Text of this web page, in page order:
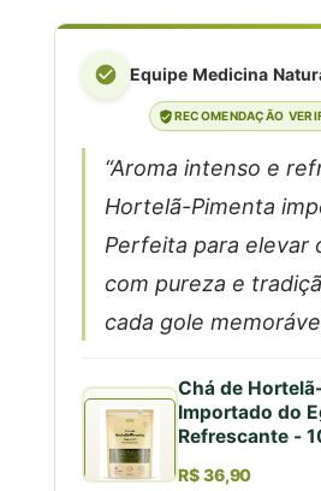
Equipe Medicina
RECOMENDAÇÃO
“Aroma intenso e
Hortelã-Pimenta
Perfeita para elevar
com pureza e
cada gole
Chá de
Importado do
Refrescante -
R$ 36,90